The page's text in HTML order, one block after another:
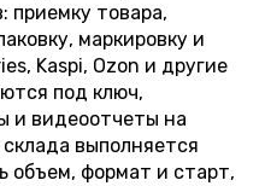
приемку товара,
маркировку и
Kaspi, Ozon и другие
под ключ,
и видеоотчеты на
выполняется
объем, формат и старт,